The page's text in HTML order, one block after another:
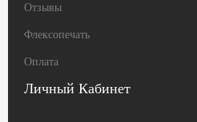
Отзывы
Флексопечать
Оплата
Личный Кабинет